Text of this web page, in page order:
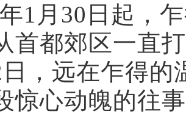
1月30日起，
首都郊区一直
日，远在乍得
惊心动魄的往